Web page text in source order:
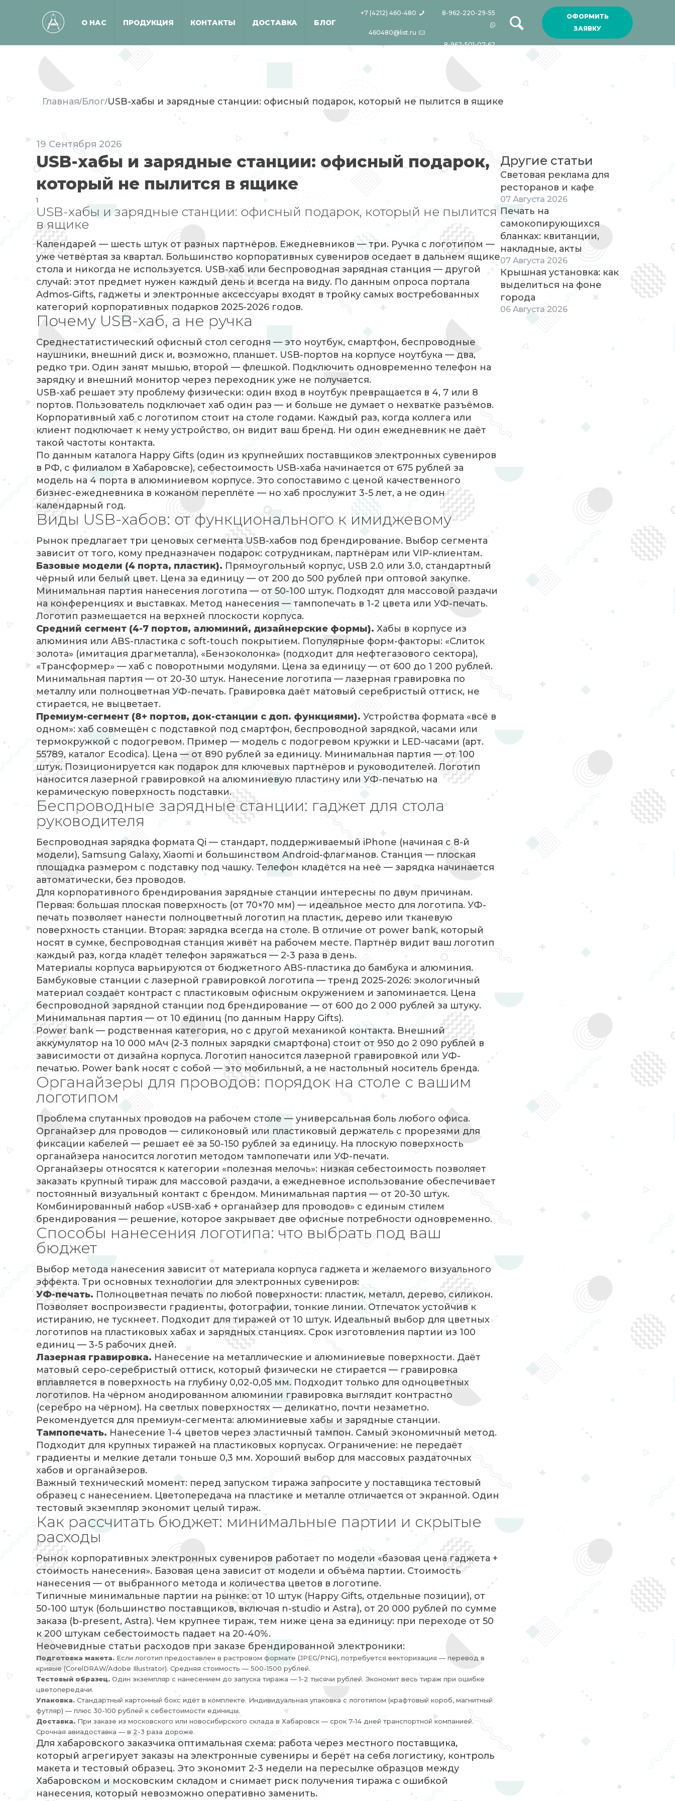
О НАС ПРОДУКЦИЯ КОНТАКТЫ ДОСТАВКА БЛОГ
+7 (4212) 460-480
460480@list.ru
8-962-220-29-55
8-962-501-07-62
ОФОРМИТЬ
ЗАЯВКУ
Главная/Блог/USB-хабы и зарядные станции: офисный подарок, который не пылится в ящике
19 Сентября 2026
USB-хабы и зарядные станции: офисный подарок,
который не пылится в ящике
1
USB-хабы и зарядные станции: офисный подарок, который не пылится
в ящике
Календарей — шесть штук от разных партнёров. Ежедневников — три. Ручка с логотипом —
уже четвёртая за квартал. Большинство корпоративных сувениров оседает в дальнем ящике
стола и никогда не используется. USB-хаб или беспроводная зарядная станция — другой
случай: этот предмет нужен каждый день и всегда на виду. По данным опроса портала
Admos-Gifts, гаджеты и электронные аксессуары входят в тройку самых востребованных
категорий корпоративных подарков 2025-2026 годов.
Почему USB-хаб, а не ручка
Среднестатистический офисный стол сегодня — это ноутбук, смартфон, беспроводные
наушники, внешний диск и, возможно, планшет. USB-портов на корпусе ноутбука — два,
редко три. Один занят мышью, второй — флешкой. Подключить одновременно телефон на
зарядку и внешний монитор через переходник уже не получается.
USB-хаб решает эту проблему физически: один вход в ноутбук превращается в 4, 7 или 8
портов. Пользователь подключает хаб один раз — и больше не думает о нехватке разъёмов.
Корпоративный хаб с логотипом стоит на столе годами. Каждый раз, когда коллега или
клиент подключает к нему устройство, он видит ваш бренд. Ни один ежедневник не даёт
такой частоты контакта.
По данным каталога Happy Gifts (один из крупнейших поставщиков электронных сувениров
в РФ, с филиалом в Хабаровске), себестоимость USB-хаба начинается от 675 рублей за
модель на 4 порта в алюминиевом корпусе. Это сопоставимо с ценой качественного
бизнес-ежедневника в кожаном переплёте — но хаб прослужит 3-5 лет, а не один
календарный год.
Виды USB-хабов: от функционального к имиджевому
Рынок предлагает три ценовых сегмента USB-хабов под брендирование. Выбор сегмента
зависит от того, кому предназначен подарок: сотрудникам, партнёрам или VIP-клиентам.
Базовые модели (4 порта, пластик). Прямоугольный корпус, USB 2.0 или 3.0, стандартный
чёрный или белый цвет. Цена за единицу — от 200 до 500 рублей при оптовой закупке.
Минимальная партия нанесения логотипа — от 50-100 штук. Подходят для массовой раздачи
на конференциях и выставках. Метод нанесения — тампопечать в 1-2 цвета или УФ-печать.
Логотип размещается на верхней плоскости корпуса.
Средний сегмент (4-7 портов, алюминий, дизайнерские формы). Хабы в корпусе из
алюминия или ABS-пластика с soft-touch покрытием. Популярные форм-факторы: «Слиток
золота» (имитация драгметалла), «Бензоколонка» (подходит для нефтегазового сектора),
«Трансформер» — хаб с поворотными модулями. Цена за единицу — от 600 до 1 200 рублей.
Минимальная партия — от 20-30 штук. Нанесение логотипа — лазерная гравировка по
металлу или полноцветная УФ-печать. Гравировка даёт матовый серебристый оттиск, не
стирается, не выцветает.
Премиум-сегмент (8+ портов, док-станции с доп. функциями). Устройства формата «всё в
одном»: хаб совмещён с подставкой под смартфон, беспроводной зарядкой, часами или
термокружкой с подогревом. Пример — модель с подогревом кружки и LED-часами (арт.
55789, каталог Ecodica). Цена — от 890 рублей за единицу. Минимальная партия — от 100
штук. Позиционируется как подарок для ключевых партнёров и руководителей. Логотип
наносится лазерной гравировкой на алюминиевую пластину или УФ-печатью на
керамическую поверхность подставки.
Беспроводные зарядные станции: гаджет для стола
руководителя
Беспроводная зарядка формата Qi — стандарт, поддерживаемый iPhone (начиная с 8-й
модели), Samsung Galaxy, Xiaomi и большинством Android-флагманов. Станция — плоская
площадка размером с подставку под чашку. Телефон кладётся на неё — зарядка начинается
автоматически, без проводов.
Для корпоративного брендирования зарядные станции интересны по двум причинам.
Первая: большая плоская поверхность (от 70×70 мм) — идеальное место для логотипа. УФ-
печать позволяет нанести полноцветный логотип на пластик, дерево или тканевую
поверхность станции. Вторая: зарядка всегда на столе. В отличие от power bank, который
носят в сумке, беспроводная станция живёт на рабочем месте. Партнёр видит ваш логотип
каждый раз, когда кладёт телефон заряжаться — 2-3 раза в день.
Материалы корпуса варьируются от бюджетного ABS-пластика до бамбука и алюминия.
Бамбуковые станции с лазерной гравировкой логотипа — тренд 2025-2026: экологичный
материал создаёт контраст с пластиковым офисным окружением и запоминается. Цена
беспроводной зарядной станции под брендирование — от 600 до 2 000 рублей за штуку.
Минимальная партия — от 10 единиц (по данным Happy Gifts).
Power bank — родственная категория, но с другой механикой контакта. Внешний
аккумулятор на 10 000 мАч (2-3 полных зарядки смартфона) стоит от 950 до 2 090 рублей в
зависимости от дизайна корпуса. Логотип наносится лазерной гравировкой или УФ-
печатью. Power bank носят с собой — это мобильный, а не настольный носитель бренда.
Органайзеры для проводов: порядок на столе с вашим
логотипом
Проблема спутанных проводов на рабочем столе — универсальная боль любого офиса.
Органайзер для проводов — силиконовый или пластиковый держатель с прорезями для
фиксации кабелей — решает её за 50-150 рублей за единицу. На плоскую поверхность
органайзера наносится логотип методом тампопечати или УФ-печати.
Органайзеры относятся к категории «полезная мелочь»: низкая себестоимость позволяет
заказать крупный тираж для массовой раздачи, а ежедневное использование обеспечивает
постоянный визуальный контакт с брендом. Минимальная партия — от 20-30 штук.
Комбинированный набор «USB-хаб + органайзер для проводов» с единым стилем
брендирования — решение, которое закрывает две офисные потребности одновременно.
Способы нанесения логотипа: что выбрать под ваш
бюджет
Выбор метода нанесения зависит от материала корпуса гаджета и желаемого визуального
эффекта. Три основных технологии для электронных сувениров:
УФ-печать. Полноцветная печать по любой поверхности: пластик, металл, дерево, силикон.
Позволяет воспроизвести градиенты, фотографии, тонкие линии. Отпечаток устойчив к
истиранию, не тускнеет. Подходит для тиражей от 10 штук. Идеальный выбор для цветных
логотипов на пластиковых хабах и зарядных станциях. Срок изготовления партии из 100
единиц — 3-5 рабочих дней.
Лазерная гравировка. Нанесение на металлические и алюминиевые поверхности. Даёт
матовый серо-серебристый оттиск, который физически не стирается — гравировка
вплавляется в поверхность на глубину 0,02-0,05 мм. Подходит только для одноцветных
логотипов. На чёрном анодированном алюминии гравировка выглядит контрастно
(серебро на чёрном). На светлых поверхностях — деликатно, почти незаметно.
Рекомендуется для премиум-сегмента: алюминиевые хабы и зарядные станции.
Тампопечать. Нанесение 1-4 цветов через эластичный тампон. Самый экономичный метод.
Подходит для крупных тиражей на пластиковых корпусах. Ограничение: не передаёт
градиенты и мелкие детали тоньше 0,3 мм. Хороший выбор для массовых раздаточных
хабов и органайзеров.
Важный технический момент: перед запуском тиража запросите у поставщика тестовый
образец с нанесением. Цветопередача на пластике и металле отличается от экранной. Один
тестовый экземпляр экономит целый тираж.
Как рассчитать бюджет: минимальные партии и скрытые
расходы
Рынок корпоративных электронных сувениров работает по модели «базовая цена гаджета +
стоимость нанесения». Базовая цена зависит от модели и объёма партии. Стоимость
нанесения — от выбранного метода и количества цветов в логотипе.
Типичные минимальные партии на рынке: от 10 штук (Happy Gifts, отдельные позиции), от
50-100 штук (большинство поставщиков, включая n-studio и Astra), от 20 000 рублей по сумме
заказа (b-present, Astra). Чем крупнее тираж, тем ниже цена за единицу: при переходе от 50
к 200 штукам себестоимость падает на 20-40%.
Неочевидные статьи расходов при заказе брендированной электроники:
Подготовка макета. Если логотип предоставлен в растровом формате (JPEG/PNG), потребуется векторизация — перевод в
кривые (CorelDRAW/Adobe Illustrator). Средняя стоимость — 500-1500 рублей.
Тестовый образец. Один экземпляр с нанесением до запуска тиража — 1-2 тысячи рублей. Экономит весь тираж при ошибке
цветопередачи.
Упаковка. Стандартный картонный бокс идёт в комплекте. Индивидуальная упаковка с логотипом (крафтовый короб, магнитный
футляр) — плюс 30-100 рублей к себестоимости единицы.
Доставка. При заказе из московского или новосибирского склада в Хабаровск — срок 7-14 дней транспортной компанией.
Срочная авиадоставка — в 2-3 раза дороже.
Для хабаровского заказчика оптимальная схема: работа через местного поставщика,
который агрегирует заказы на электронные сувениры и берёт на себя логистику, контроль
макета и тестовый образец. Это экономит 2-3 недели на пересылке образцов между
Хабаровском и московским складом и снимает риск получения тиража с ошибкой
нанесения, который невозможно оперативно заменить.
Другие статьи
Световая реклама для
ресторанов и кафе
07 Августа 2026
Печать на
самокопирующихся
бланках: квитанции,
накладные, акты
07 Августа 2026
Крышная установка: как
выделиться на фоне
города
06 Августа 2026